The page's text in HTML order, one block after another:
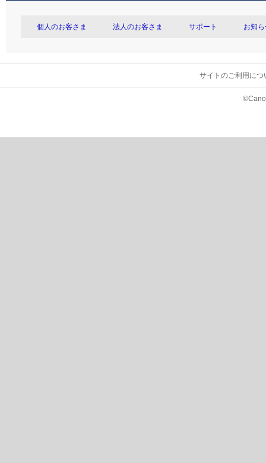
個人のお客さま 法人のお客さま サポート お知
サイトのご利用につ